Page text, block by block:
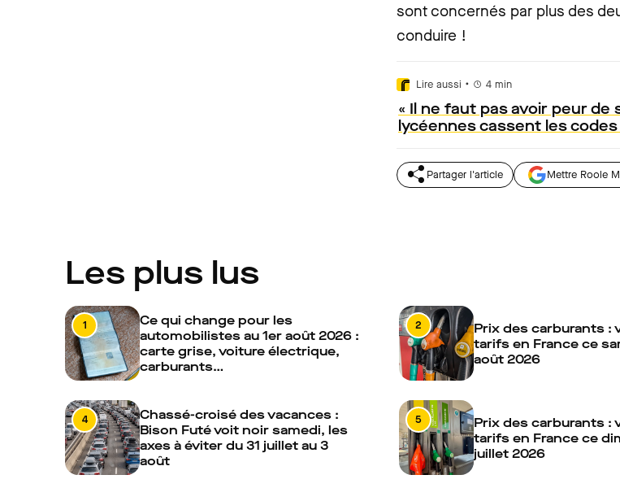
sont concernés par plus des
conduire !
Lire aussi • 4 min
« Il ne faut pas avoir peur de
lycéennes cassent les
Partager l'article Mettre Roole
Les plus lus
1
Ce qui change pour les
automobilistes au 1er août 2026 :
carte grise, voiture électrique,
carburants…
2
Prix des carburants :
tarifs en France ce
août 2026
4
Chassé-croisé des vacances :
Bison Futé voit noir samedi, les
axes à éviter du 31 juillet au 3
août
5
Prix des carburants :
tarifs en France ce
juillet 2026